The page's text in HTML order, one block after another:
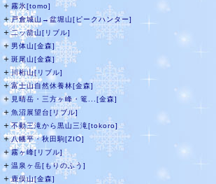
＋ 霧氷[tomo]
＋戸倉城山→盆堀山[ピークハンター]
＋二ッ箭山[リブル]
＋ 男体山[金森]
＋ 斑尾山[金森]
＋川桁山[リブル]
＋富士山自然休養林[金森]
＋ 見晴岳・三方ヶ峰・篭...[金森]
＋ 魚沼展望台[リブル]
＋不動三滝から黒山三滝[tokoro]
＋八幡平・秋田駒[ZIO]
＋霧ヶ峰[リブル]
＋ 温泉ヶ岳[もりのふう]
＋鹿俣山[金森]